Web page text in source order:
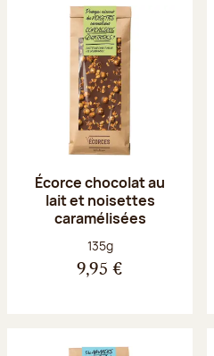
Écorce chocolat au
lait et noisettes
caramélisées
Poids net :
135g
9,95 €